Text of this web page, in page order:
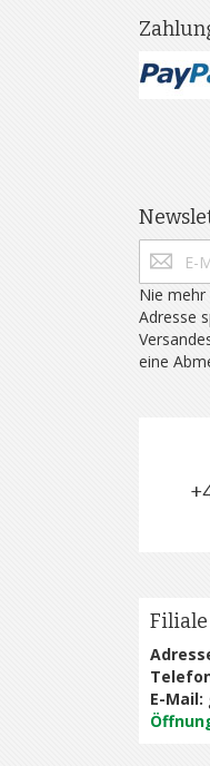
Nie
Adresse
eine
Filiale
E-Mail: